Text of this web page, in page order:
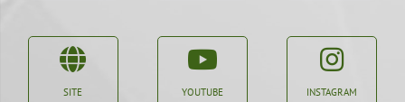
SITE YOUTUBE INSTAGRAM